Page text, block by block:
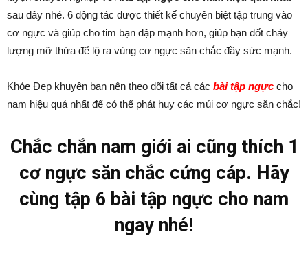
sau đây nhé. 6 động tác được thiết kế chuyên biệt tập trung vào
cơ ngực và giúp cho tim bạn đập mạnh hơn, giúp bạn đốt cháy
lượng mỡ thừa để lộ ra vùng cơ ngực săn chắc đầy sức mạnh.
Khỏe Đẹp khuyên bạn nên theo dõi tất cả các bài tập ngực cho
nam hiệu quả nhất để có thể phát huy các múi cơ ngực săn chắc!
Chắc chắn nam giới ai cũng thích 1
cơ ngực săn chắc cứng cáp. Hãy
cùng tập 6 bài tập ngực cho nam
ngay nhé!